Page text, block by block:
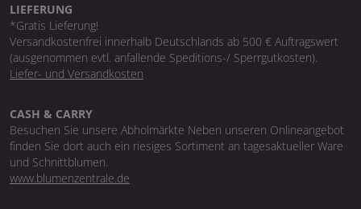
LIEFERUNG
*Gratis Lieferung!
Versandkostenfrei innerhalb Deutschlands ab 500 € Auftragswert
(ausgenommen evtl. anfallende Speditions-/ Sperrgutkosten).
Liefer- und Versandkosten
CASH & CARRY
Besuchen Sie unsere Abholmärkte Neben unseren Onlineangebot
finden Sie dort auch ein riesiges Sortiment an tagesaktueller Ware
und Schnittblumen.
www.blumenzentrale.de